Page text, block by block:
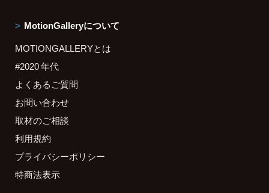
MotionGalleryについて
MOTIONGALLERYとは
#2020 年代
よくあるご質問
お問い合わせ
取材のご相談
利用規約
プライバシーポリシー
特商法表示